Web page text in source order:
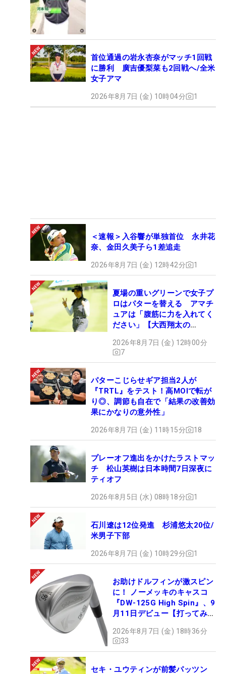
首位通過の岩永杏奈がマッチ1回戦
に勝利 廣吉優梨菜も2回戦へ/全米
女子アマ
2026年8月7日 (金) 10時04分 1
＜速報＞入谷響が単独首位 永井花
奈、金田久美子ら1差追走
2026年8月7日 (金) 12時42分 1
夏場の重いグリーンで女子プ
ロはパターを替える アマチ
ュアは「腹筋に力を入れてく
ださい」【大西翔太の
2026年8月7日 (金) 12時00分
7
パターこじらせギア担当2人が
『TRTL』をテスト！高MOIで転が
り◎、調節も自在で「結果の改善効
果にかなりの意外性」
2026年8月7日 (金) 11時15分 18
プレーオフ進出をかけたラストマッ
チ 松山英樹は日本時間7日深夜に
ティオフ
2026年8月5日 (水) 08時18分 1
石川遼は12位発進 杉浦悠太20位/
米男子下部
2026年8月7日 (金) 10時29分 1
お助けドルフィンが激スピン
に！ ノーメッキのキャスコ
『DW-125G High Spin』、9
月11日デビュー【打ってみ
2026年8月7日 (金) 18時36分
33
セキ・ユウティンが前髪パッツン